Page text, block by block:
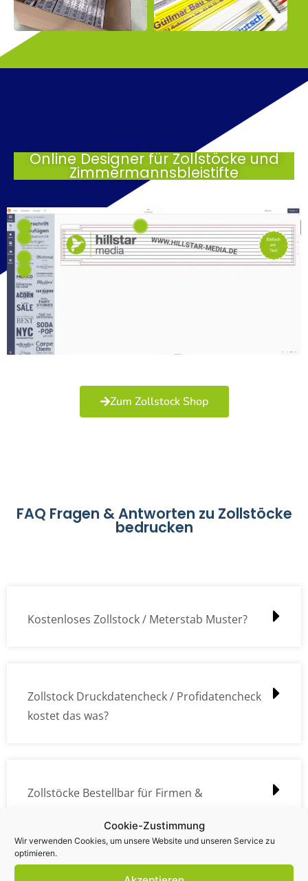
Cookie-Zustimmung
Wir verwenden Cookies, um unsere Website und unseren Service zu
optimieren.
Online Designer für Zollstöcke und
Zimmermannsbleistifte
Zum Zollstock Shop
FAQ Fragen & Antworten zu Zollstöcke
bedrucken
Kostenloses Zollstock / Meterstab Muster?
Zollstock Druckdatencheck / Profidatencheck
kostet das was?
Zollstöcke Bestellbar für Firmen &